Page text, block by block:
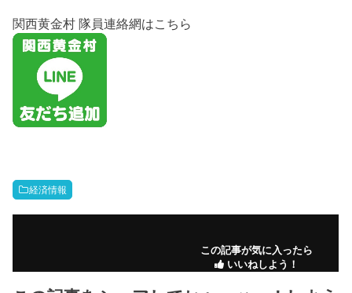
関西黄金村 隊員連絡網はこちら
経済情報
この記事が気に入ったら
いいねしよう！